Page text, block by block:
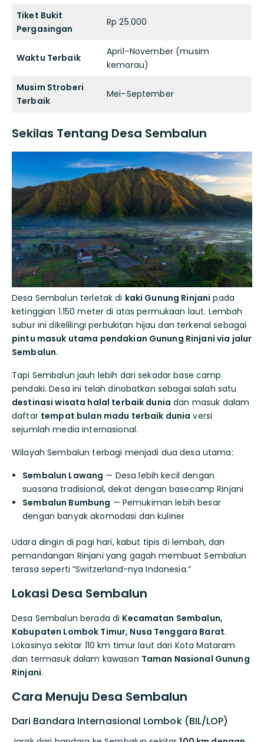
Tiket Bukit
Pergasingan
Rp 25.000
Waktu Terbaik
April–November (musim
kemarau)
Musim Stroberi
Terbaik
Mei–September
Sekilas Tentang Desa Sembalun
Desa Sembalun terletak di kaki Gunung Rinjani pada
ketinggian 1.150 meter di atas permukaan laut. Lembah
subur ini dikelilingi perbukitan hijau dan terkenal sebagai
pintu masuk utama pendakian Gunung Rinjani via jalur
Sembalun.
Tapi Sembalun jauh lebih dari sekadar base camp
pendaki. Desa ini telah dinobatkan sebagai salah satu
destinasi wisata halal terbaik dunia dan masuk dalam
daftar tempat bulan madu terbaik dunia versi
sejumlah media internasional.
Wilayah Sembalun terbagi menjadi dua desa utama:
Sembalun Lawang — Desa lebih kecil dengan
suasana tradisional, dekat dengan basecamp Rinjani
Sembalun Bumbung — Pemukiman lebih besar
dengan banyak akomodasi dan kuliner
Udara dingin di pagi hari, kabut tipis di lembah, dan
pemandangan Rinjani yang gagah membuat Sembalun
terasa seperti “Switzerland-nya Indonesia.”
Lokasi Desa Sembalun
Desa Sembalun berada di Kecamatan Sembalun,
Kabupaten Lombok Timur, Nusa Tenggara Barat.
Lokasinya sekitar 110 km timur laut dari Kota Mataram
dan termasuk dalam kawasan Taman Nasional Gunung
Rinjani.
Cara Menuju Desa Sembalun
Dari Bandara Internasional Lombok (BIL/LOP)